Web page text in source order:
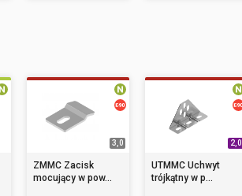
3,0
ZMMC Zacisk
mocujący w pow...
2,0
UTMMC Uchwyt
trójkątny w p...